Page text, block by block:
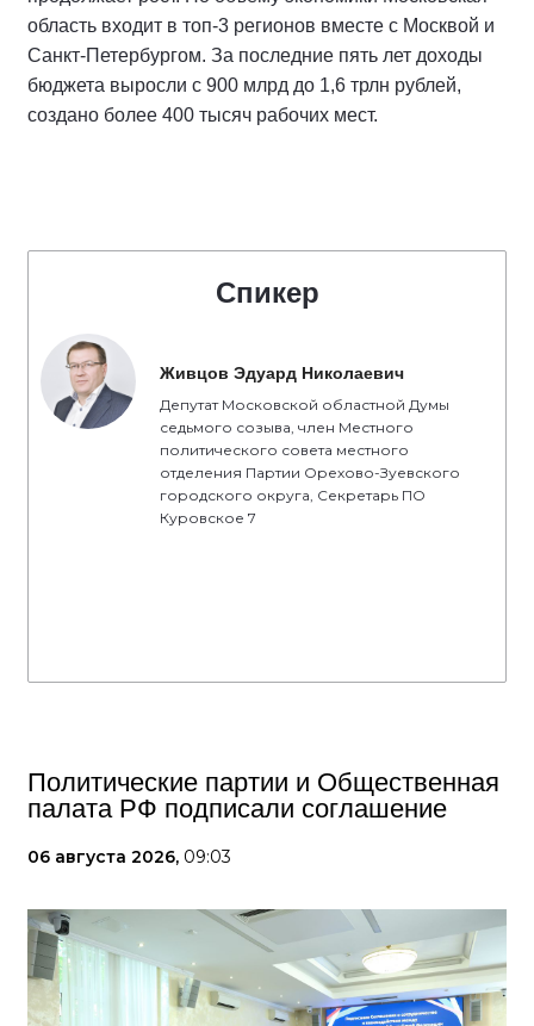
область входит в топ-3 регионов вместе с Москвой и
Санкт-Петербургом. За последние пять лет доходы
бюджета выросли с 900 млрд до 1,6 трлн рублей,
создано более 400 тысяч рабочих мест.
Спикер
Живцов Эдуард Николаевич
Депутат Московской областной Думы
седьмого созыва, член Местного
политического совета местного
отделения Партии Орехово-Зуевского
городского округа, Секретарь ПО
Куровское 7
Политические партии и Общественная
палата РФ подписали соглашение
06 августа 2026, 09:03